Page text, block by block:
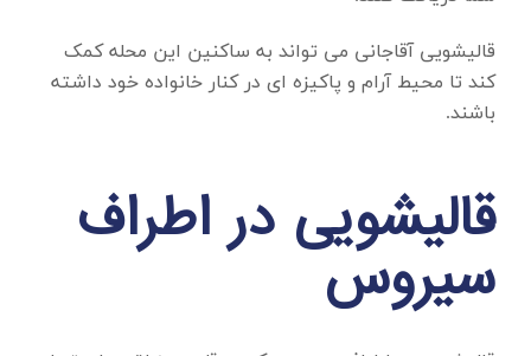
قالیشویی آقاجانی می تواند به ساکنین این محله کمک
کند تا محیط آرام و پاکیزه ای در کنار خانواده خود داشته
باشند.
قالیشویی در اطراف
سیروس